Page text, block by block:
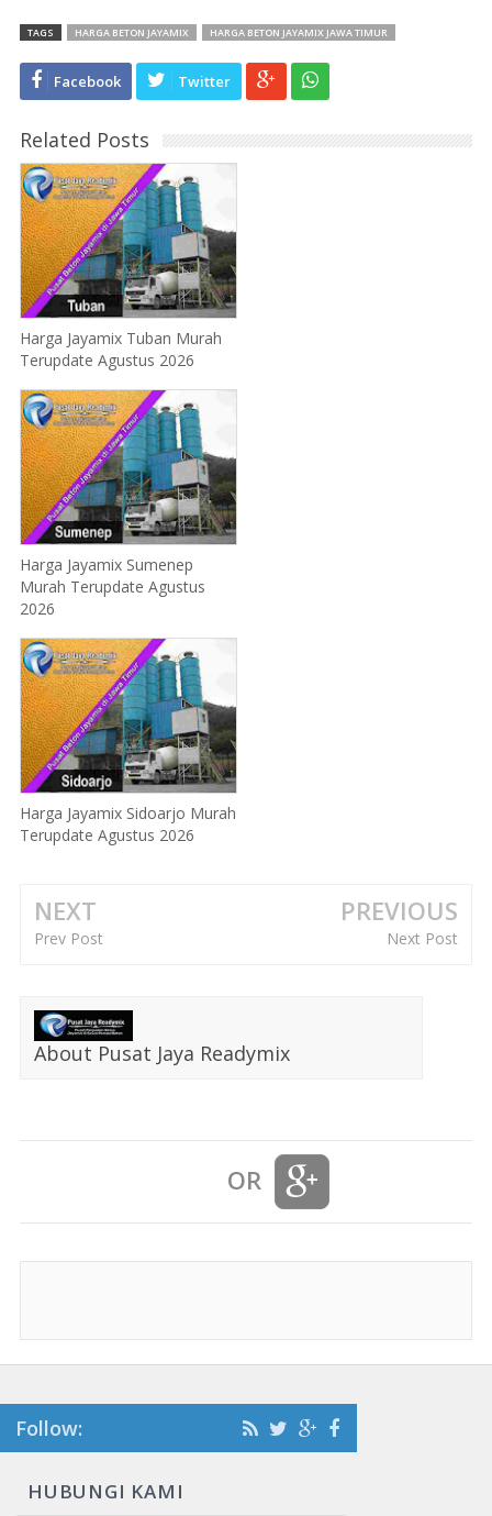
TAGS HARGA BETON JAYAMIX HARGA BETON JAYAMIX JAWA TIMUR
Facebook Twitter
Related Posts
Harga Jayamix Tuban Murah
Terupdate Agustus 2026
Harga Jayamix Sumenep
Murah Terupdate Agustus
2026
Harga Jayamix Sidoarjo Murah
Terupdate Agustus 2026
NEXT
Prev Post
PREVIOUS
Next Post
About Pusat Jaya Readymix
OR
Follow:
HUBUNGI KAMI